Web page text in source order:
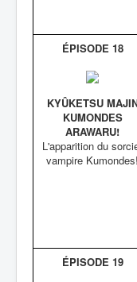
ÉPISODE 18
KYÛKETSU
KUMONDES
ARAWARU!
L'apparition du
vampire Kumondes!
ÉPISODE 19